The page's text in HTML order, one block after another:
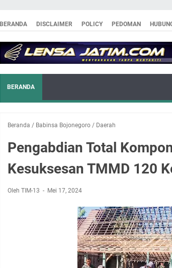
BERANDA DISCLAIMER POLICY PEDOMAN
BERANDA
Beranda / Babinsa Bojonegoro / Daerah
Pengabdian Total
Kesuksesan TMMD 120
Oleh TIM-13 Mei 17, 2024